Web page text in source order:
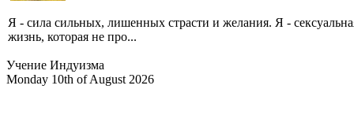
Я - сила сильных, лишенных страсти и желания. Я -
жизнь, которая не про...
Учение Индуизма
Monday 10th of August 2026